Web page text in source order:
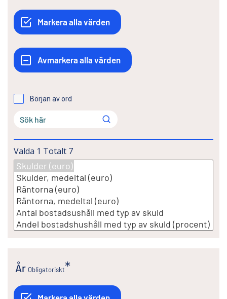
Början av ord
Valda 1 Totalt 7
År Obligatoriskt